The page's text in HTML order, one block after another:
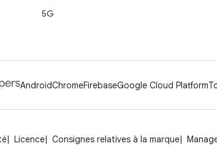
5G
AndroidChromeFirebaseGoogle Cloud Platform
Licence Consignes relatives à la marque